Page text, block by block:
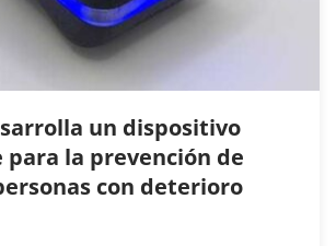
un dispositivo
la prevención de
con deterioro